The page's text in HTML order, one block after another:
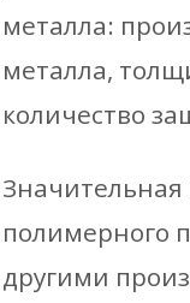
металла:
металла,
количество
Значительная
полимерного
другими